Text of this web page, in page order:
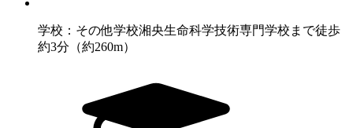
学校：その他学校湘央生命科学技術専門学校まで徒歩
約3分（約260m）